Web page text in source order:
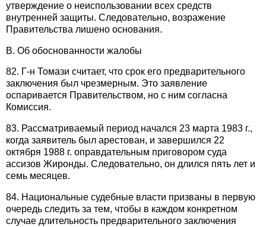
утверждение о неиспользовании всех средств
внутренней защиты. Следовательно, возражение
Правительства лишено основания.
B. Об обоснованности жалобы
82. Г-н Томази считает, что срок его предварительного
заключения был чрезмерным. Это заявление
оспаривается Правительством, но с ним согласна
Комиссия.
83. Рассматриваемый период начался 23 марта 1983 г.,
когда заявитель был арестован, и завершился 22
октября 1988 г. оправдательным приговором суда
ассизов Жиронды. Следовательно, он длился пять лет и
семь месяцев.
84. Национальные судебные власти призваны в первую
очередь следить за тем, чтобы в каждом конкретном
случае длительность предварительного заключения